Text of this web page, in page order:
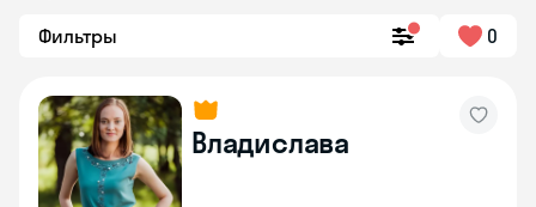
Фильтры 0
Владислава